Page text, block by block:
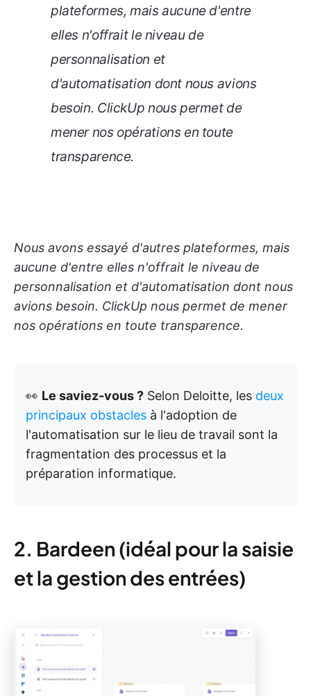
plateformes, mais aucune d'entre
elles n'offrait le niveau de
personnalisation et
d'automatisation dont nous avions
besoin. ClickUp nous permet de
mener nos opérations en toute
transparence.
Nous avons essayé d'autres plateformes, mais
aucune d'entre elles n'offrait le niveau de
personnalisation et d'automatisation dont nous
avions besoin. ClickUp nous permet de mener
nos opérations en toute transparence.
👀 Le saviez-vous ? Selon Deloitte, les deux
principaux obstacles à l'adoption de
l'automatisation sur le lieu de travail sont la
fragmentation des processus et la
préparation informatique.
2. Bardeen (idéal pour la saisie
et la gestion des entrées)